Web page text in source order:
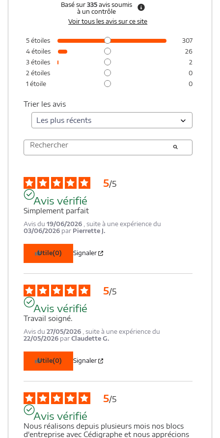
Basé sur335 avis soumis
à un contrôle
Voir tous les avis sur ce site
5 étoiles
307
4 étoiles
26
3 étoiles
2
2 étoiles
0
1 étoile 0
Trier les avis
5/5
Avis vérifié
Simplement parfait
Avis du 19/06/2026
, suite à une expérience du
03/06/2026 par Pierrette J.
Utile(0) Signaler
5/5
Avis vérifié
Travail soigné.
Avis du 27/05/2026
, suite à une expérience du
22/05/2026 par Claudette G.
Utile(0) Signaler
5/5
Avis vérifié
Nous réalisons depuis plusieurs mois nos blocs
d'entreprise avec Cédigraphe et nous apprécions